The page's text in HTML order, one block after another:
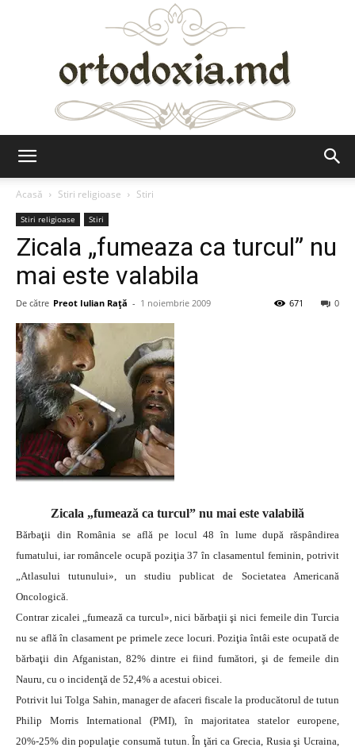
Acasă
Stiri religioase Stiri
Stiri religioase Stiri
Zicala „fumeaza ca turcul” nu
mai este valabila
De către Preot Iulian Raţă - 1 noiembrie 2009 0
671
Zicala „fumează ca turcul” nu mai este valabilă
Bărbaţii din România se află pe locul 48 în lume după răspândirea
fumatului, iar româncele ocupă poziţia 37 în clasamentul feminin, potrivit
„Atlasului tutunului», un studiu publicat de Societatea Americană
Oncologică.
Contrar zicalei „fumează ca turcul», nici bărbaţii şi nici femeile din Turcia
nu se află în clasament pe primele zece locuri. Poziţia întâi este ocupată de
bărbaţii din Afganistan, 82% dintre ei fiind fumători, şi de femeile din
Nauru, cu o incidenţă de 52,4% a acestui obicei.
Potrivit lui Tolga Sahin, manager de afaceri fiscale la producătorul de tutun
Philip Morris International (PMI), în majoritatea statelor europene,
20%-25% din populaţie consumă tutun. În ţări ca Grecia, Rusia şi Ucraina,